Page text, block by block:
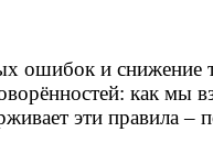
ошибок и снижение
как мы
эти правила –